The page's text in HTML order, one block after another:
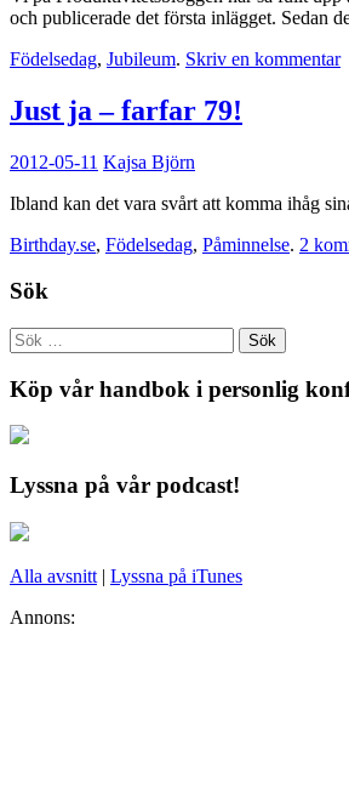
och publicerade det första inlägget.
Födelsedag, Jubileum. Skriv en kommentar
Just ja – farfar 79!
2012-05-11 Kajsa Björn
Ibland kan det vara svårt att komma ihåg
Birthday.se, Födelsedag, Påminnelse. 2
Sök
Köp vår handbok i personlig
Lyssna på vår podcast!
Alla avsnitt | Lyssna på iTunes
Annons: